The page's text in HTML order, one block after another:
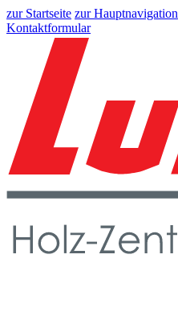
zur Startseite zur Hauptnavigation
Kontaktformular